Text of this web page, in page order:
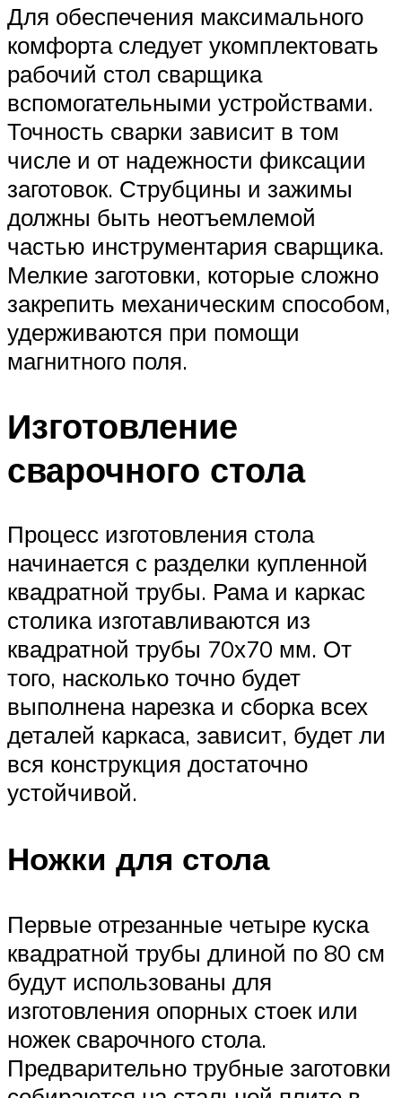
Для обеспечения максимального
комфорта следует укомплектовать
рабочий стол сварщика
вспомогательными устройствами.
Точность сварки зависит в том
числе и от надежности фиксации
заготовок. Струбцины и зажимы
должны быть неотъемлемой
частью инструментария сварщика.
Мелкие заготовки, которые сложно
закрепить механическим способом,
удерживаются при помощи
магнитного поля.
Изготовление
сварочного стола
Процесс изготовления стола
начинается с разделки купленной
квадратной трубы. Рама и каркас
столика изготавливаются из
квадратной трубы 70х70 мм. От
того, насколько точно будет
выполнена нарезка и сборка всех
деталей каркаса, зависит, будет ли
вся конструкция достаточно
устойчивой.
Ножки для стола
Первые отрезанные четыре куска
квадратной трубы длиной по 80 см
будут использованы для
изготовления опорных стоек или
ножек сварочного стола.
Предварительно трубные заготовки